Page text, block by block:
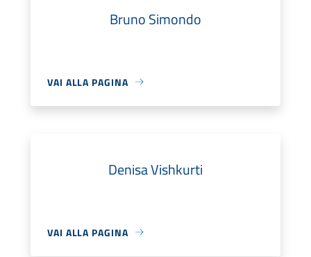
Bruno Simondo
VAI ALLA PAGINA
Denisa Vishkurti
VAI ALLA PAGINA